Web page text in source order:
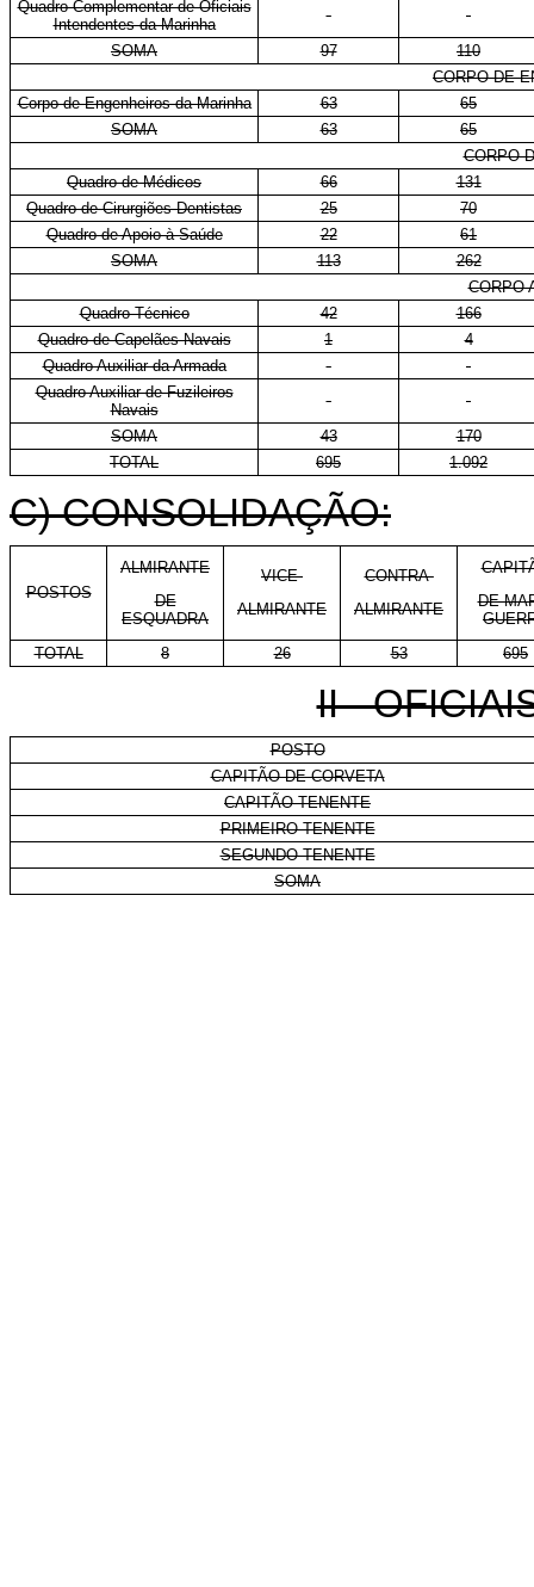
Quadro Complementar de Oficiais
Intendentes da Marinha
-
-
SOMA
97
110
CORPO DE
Corpo de Engenheiros da Marinha
63
65
SOMA
63
65
CORPO
Quadro de Médicos
66
131
Quadro de Cirurgiões-Dentistas
25
70
Quadro de Apoio à Saúde
22
61
SOMA
113
262
CORPO
Quadro Técnico
42
166
Quadro de Capelães Navais
1
4
Quadro Auxiliar da Armada
-
-
Quadro Auxiliar de Fuzileiros
Navais
-
-
SOMA
43
170
TOTAL
695 1.092
C) CONSOLIDAÇÃO:
POSTOS
ALMIRANTE
DE
ESQUADRA
VICE-
ALMIRANTE
CONTRA-
ALMIRANTE
DE
TOTAL
8 26 53 695
II -
POSTO
CAPITÃO DE CORVETA
CAPITÃO-TENENTE
PRIMEIRO-TENENTE
SEGUNDO-TENENTE
SOMA